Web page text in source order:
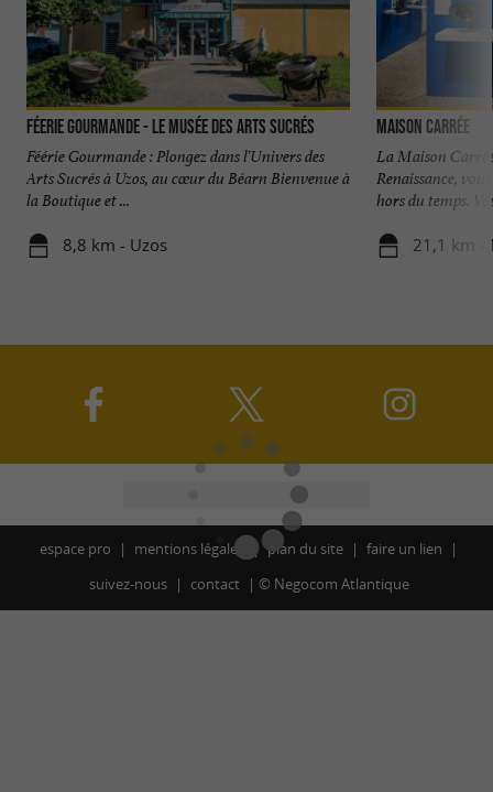
Féerie Gourmande - Le Musée des Arts sucrés
Féérie Gourmande : Plongez dans l'Univers des
Arts Sucrés à Uzos, au cœur du Béarn Bienvenue à
la Boutique et ...
8,8 km - Uzos
Maison Carrée
La Maison
Renaissance,
hors du temps.
21,1 km -
espace pro mentions légales plan du site
faire un lien
suivez-nous
contact © Negocom Atlantique